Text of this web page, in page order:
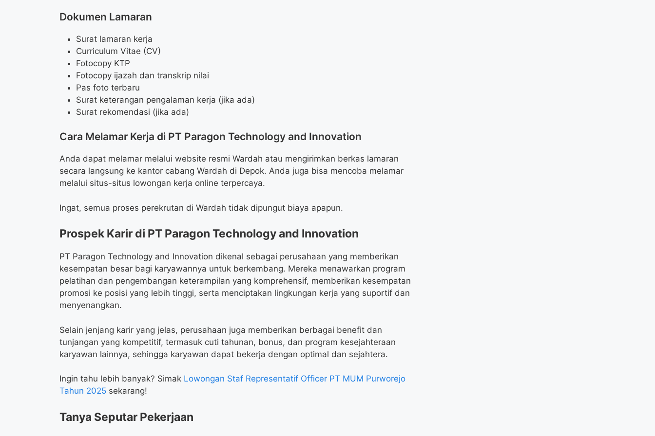
Dokumen Lamaran
Surat lamaran kerja
Curriculum Vitae (CV)
Fotocopy KTP
Fotocopy ijazah dan transkrip nilai
Pas foto terbaru
Surat keterangan pengalaman kerja (jika ada)
Surat rekomendasi (jika ada)
Cara Melamar Kerja di PT Paragon Technology and Innovation
Anda dapat melamar melalui website resmi Wardah atau mengirimkan berkas lamaran
secara langsung ke kantor cabang Wardah di Depok. Anda juga bisa mencoba melamar
melalui situs-situs lowongan kerja online terpercaya.
Ingat, semua proses perekrutan di Wardah tidak dipungut biaya apapun.
Prospek Karir di PT Paragon Technology and Innovation
PT Paragon Technology and Innovation dikenal sebagai perusahaan yang memberikan
kesempatan besar bagi karyawannya untuk berkembang. Mereka menawarkan program
pelatihan dan pengembangan keterampilan yang komprehensif, memberikan kesempatan
promosi ke posisi yang lebih tinggi, serta menciptakan lingkungan kerja yang suportif dan
menyenangkan.
Selain jenjang karir yang jelas, perusahaan juga memberikan berbagai benefit dan
tunjangan yang kompetitif, termasuk cuti tahunan, bonus, dan program kesejahteraan
karyawan lainnya, sehingga karyawan dapat bekerja dengan optimal dan sejahtera.
Ingin tahu lebih banyak? Simak Lowongan Staf Representatif Officer PT MUM Purworejo
Tahun 2025 sekarang!
Tanya Seputar Pekerjaan